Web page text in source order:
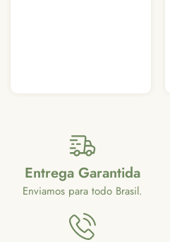
Entrega Garantida
Enviamos para todo Brasil.